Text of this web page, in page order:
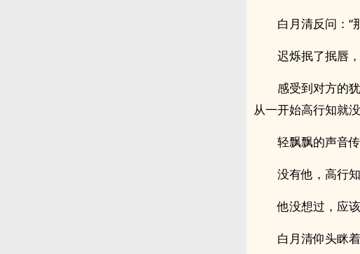
白月清反问：“
迟烁抿了抿唇，
感受到对方的
从一开始高行知就
轻飘飘的声音
没有他，高行
他没想过，应
白月清仰头眯